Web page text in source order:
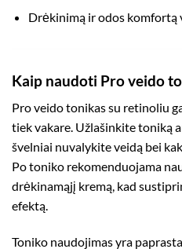
Drėkinimą ir odos komfortą
Kaip naudoti Pro veido
Pro veido tonikas su retinoliu
tiek vakare. Užlašinkite toniką
švelniai nuvalykite veidą bei
Po toniko rekomenduojama
drėkinamąjį kremą, kad
efektą.
Toniko naudojimas yra